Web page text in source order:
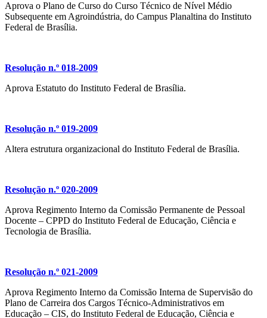
Aprova o Plano de Curso do Curso Técnico de Nível Médio
Subsequente em Agroindústria, do Campus Planaltina do Instituto
Federal de Brasília.
Resolução n.º 018-2009
Aprova Estatuto do Instituto Federal de Brasília.
Resolução n.º 019-2009
Altera estrutura organizacional do Instituto Federal de Brasília.
Resolução n.º 020-2009
Aprova Regimento Interno da Comissão Permanente de Pessoal
Docente – CPPD do Instituto Federal de Educação, Ciência e
Tecnologia de Brasília.
Resolução n.º 021-2009
Aprova Regimento Interno da Comissão Interna de Supervisão do
Plano de Carreira dos Cargos Técnico-Administrativos em
Educação – CIS, do Instituto Federal de Educação, Ciência e